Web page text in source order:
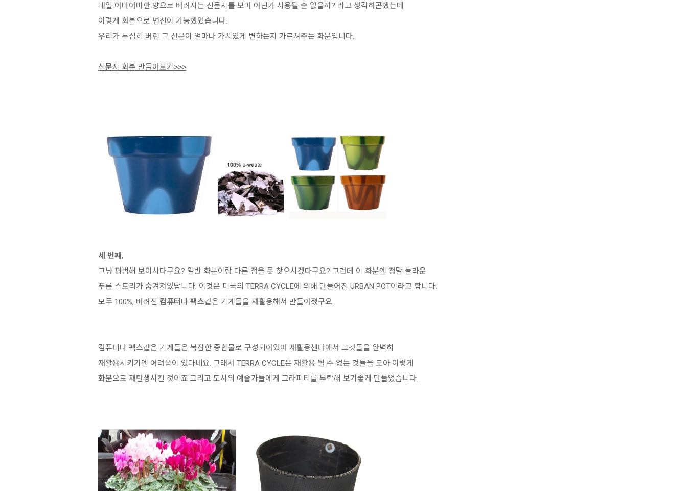
매일 어마어마한 양으로 버려지는 신문지를 보며 어딘가 사용될 순 없을까? 라고 생각하곤했는데
이렇게 화분으로 변신이 가능했었습니다.
우리가 무심히 버린 그 신문이 얼마나 가치있게 변하는지 가르쳐주는 화분입니다.
신문지 화분 만들어보기>>>
세 번째,
그냥 평범해 보이시다구요? 일반 화분이랑 다른 점을 못 찾으시겠다구요? 그런데 이 화분엔 정말 놀라운
푸른 스토리가 숨겨져있답니다. 이것은 미국의 TERRA CYCLE에 의해 만들어진 URBAN POT이라고 합니다.
모두 100%, 버려진 컴퓨터 나 팩스같은 기계들을 재활용해서 만들어졌구요.
컴퓨터나 팩스같은 기계들은 복잡한 중합물로 구성되어있어 재활용센터에서 그것들을 완벽히
재활용시키기엔 어려움이 있다네요. 그래서 TERRA CYCLE은 재활용 될 수 없는 것들을 모아 이렇게
화분으로 재탄생시킨 것이죠.그리고 도시의 예술가들에게 그라피티를 부탁해 보기좋게 만들었습니다.